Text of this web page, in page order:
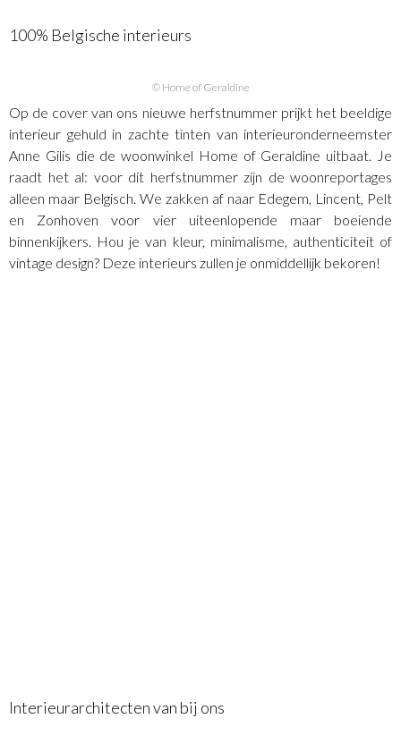
100% Belgische interieurs
© Home of Geraldine
Op de cover van ons nieuwe herfstnummer prijkt het beeldige
interieur gehuld in zachte tinten van interieuronderneemster
Anne Gilis die de woonwinkel Home of Geraldine uitbaat. Je
raadt het al: voor dit herfstnummer zijn de woonreportages
alleen maar Belgisch. We zakken af naar Edegem, Lincent, Pelt
en Zonhoven voor vier uiteenlopende maar boeiende
binnenkijkers. Hou je van kleur, minimalisme, authenticiteit of
vintage design? Deze interieurs zullen je onmiddellijk bekoren!
Interieurarchitecten van bij ons